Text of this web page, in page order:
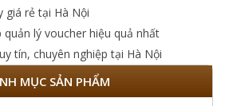
giá rẻ tại Hà Nội
lý voucher hiệu quả nhất
tín, chuyên nghiệp tại Hà Nội
MỤC SẢN PHẨM